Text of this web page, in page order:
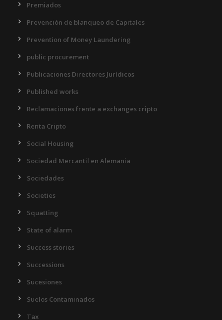
Premiados
Prevención de blanqueo de Capitales
Prevention of Money Laundering
public procurement
Publicaciones Directores Jurídicos
Published works
Reclamaciones frente a exchanges cripto
Renta Cripto
Social Housing
Sociedad Mercantil en Alemania
Sociedades
Societies
Squatting
State of alarm
Success stories
Successions
Sucesiones
Suelos Contaminados
Tax